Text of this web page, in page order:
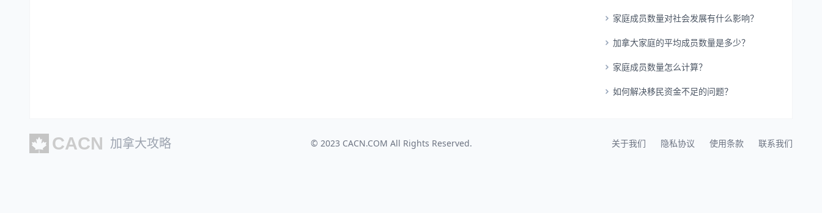
家庭成员数量对社会发展有什么影响？
加拿大家庭的平均成员数量是多少？
家庭成员数量怎么计算？
如何解决移民资金不足的问题？
加拿大攻略 关于我们 隐私协议 使用条款 联系我们
© 2023 CACN.COM All Rights Reserved.